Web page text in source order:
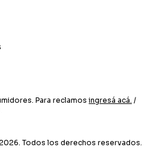
Para reclamos ingresá acá. /
Todos los derechos reservados.